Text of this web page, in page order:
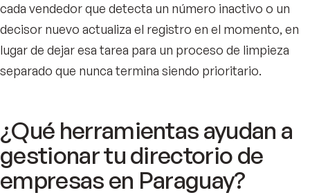
cada vendedor que detecta un número inactivo o un
decisor nuevo actualiza el registro en el momento, en
lugar de dejar esa tarea para un proceso de limpieza
separado que nunca termina siendo prioritario.
¿Qué herramientas ayudan a
gestionar tu directorio de
empresas en Paraguay?